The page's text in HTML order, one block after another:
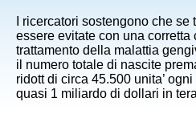
I ricercatori sostengono che
essere evitate con una corretta
trattamento della malattia
il numero totale di nascite
ridott di circa 45.500 unita’
quasi 1 miliardo di dollari in